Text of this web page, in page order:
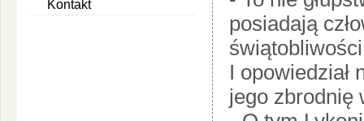
Kontakt
posiadają
I opowiedział
jego zbrodnię